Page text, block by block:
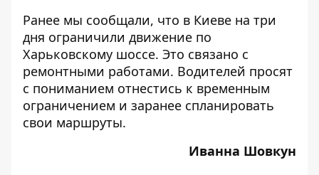
Ранее мы сообщали, что в Киеве на три
дня ограничили движение по
Харьковскому шоссе. Это связано с
ремонтными работами. Водителей просят
с пониманием отнестись к временным
ограничением и заранее спланировать
свои маршруты.
Иванна Шовкун